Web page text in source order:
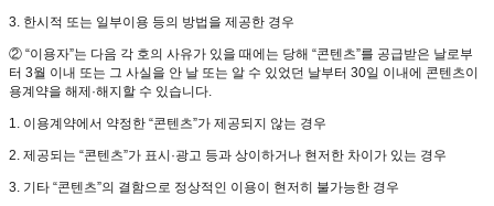
3. 한시적 또는 일부이용 등의 방법을 제공한 경우
② “이용자”는 다음 각 호의 사유가 있을 때에는 당해 “콘텐츠”를 공급받은 날로부
터 3월 이내 또는 그 사실을 안 날 또는 알 수 있었던 날부터 30일 이내에 콘텐츠이
용계약을 해제·해지할 수 있습니다.
1. 이용계약에서 약정한 “콘텐츠”가 제공되지 않는 경우
2. 제공되는 “콘텐츠”가 표시·광고 등과 상이하거나 현저한 차이가 있는 경우
3. 기타 “콘텐츠”의 결함으로 정상적인 이용이 현저히 불가능한 경우